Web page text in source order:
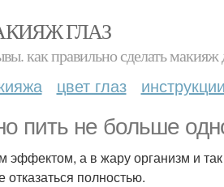
ГЛАЗ
как правильно сделать макияж
цвет глаз
пить не больше
а в жару организм и
полностью.